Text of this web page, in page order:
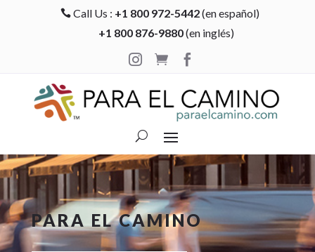
 Call Us : +1 800 972-5442(en español)
+1 800 876-9880(en inglés)

 
PARA EL CAMINO